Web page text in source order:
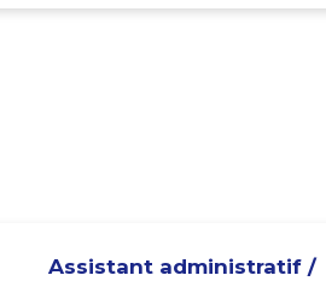
Assistant administratif /